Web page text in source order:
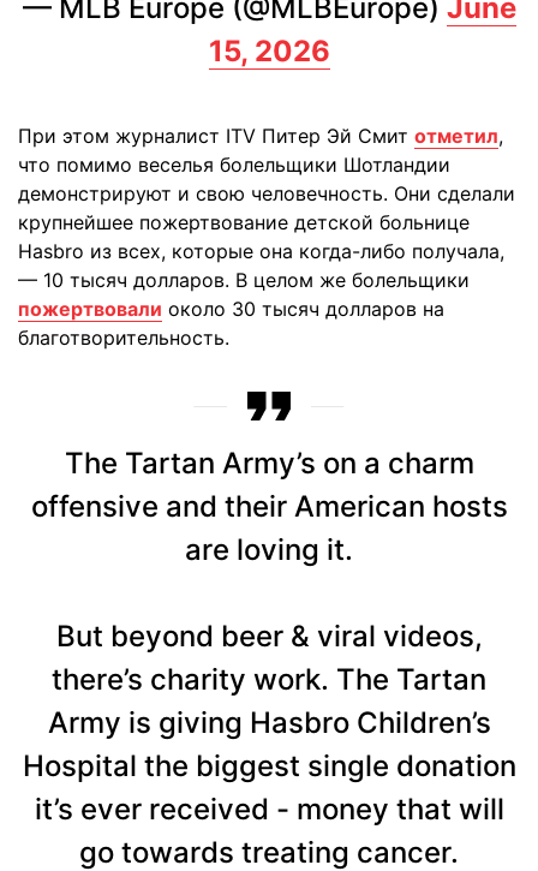
— MLB Europe (@MLBEurope) June
15, 2026
При этом журналист ITV Питер Эй Смит отметил,
что помимо веселья болельщики Шотландии
демонстрируют и свою человечность. Они сделали
крупнейшее пожертвование детской больнице
Hasbro из всех, которые она когда-либо получала,
— 10 тысяч долларов. В целом же болельщики
пожертвовали около 30 тысяч долларов на
благотворительность.
The Tartan Army’s on a charm
offensive and their American hosts
are loving it.
But beyond beer & viral videos,
there’s charity work. The Tartan
Army is giving Hasbro Children’s
Hospital the biggest single donation
it’s ever received - money that will
go towards treating cancer.